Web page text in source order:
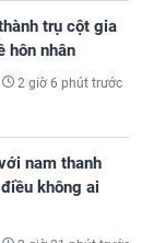
trụ cột gia
hôn nhân
2 giờ 6 phút trước
nam thanh
không ai